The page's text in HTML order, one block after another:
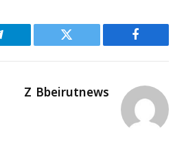
فيسبوك تويتر
Z Bbeirutnews